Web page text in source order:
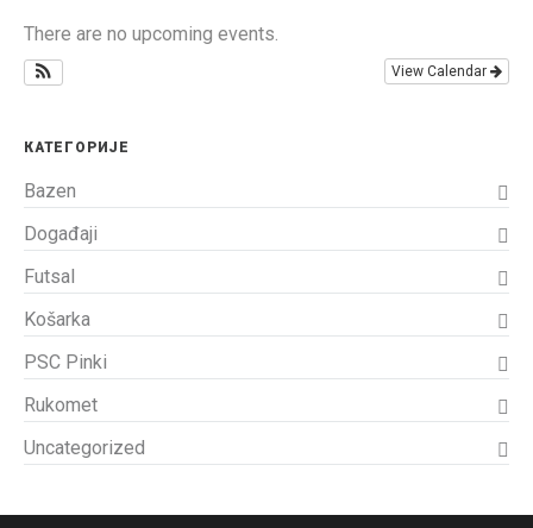
There are no upcoming events.
View Calendar
КАТЕГОРИЈЕ
Bazen
Događaji
Futsal
Košarka
PSC Pinki
Rukomet
Uncategorized